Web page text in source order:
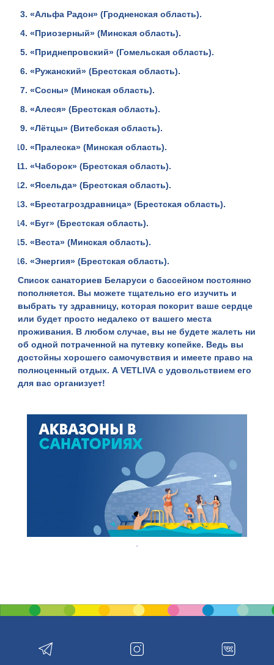
«Альфа Радон» (Гродненская область).
«Приозерный» (Минская область).
«Приднепровский» (Гомельская область).
«Ружанский» (Брестская область).
«Сосны» (Минская область).
«Алеся» (Брестская область).
«Лётцы» (Витебская область).
«Пралеска» (Минская область).
«Чаборок» (Брестская область).
«Ясельда» (Брестская область).
«Брестагроздравница» (Брестская область).
«Буг» (Брестская область).
«Веста» (Минская область).
«Энергия» (Брестская область).
Списоксанаториев Беларуси с бассейном постоянно
пополняется. Вы можете тщательно его изучить и
выбрать ту здравницу, которая покорит ваше сердце
или будет просто недалеко от вашего места
проживания. В любом случае, вы не будете жалеть ни
об одной потраченной на путевку копейке. Ведь вы
достойны хорошего самочувствия и имеете право на
полноценный отдых. АVETLIVA с удовольствием его
для вас организует!